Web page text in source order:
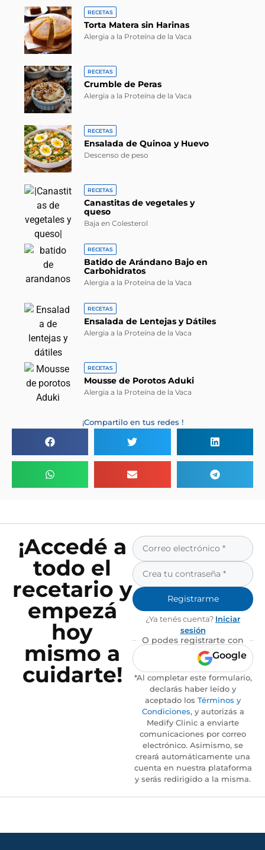
RECETAS
Torta Matera sin Harinas
Alergia a la Proteína de la Vaca
RECETAS
Crumble de Peras
Alergia a la Proteína de la Vaca
RECETAS
Ensalada de Quinoa y Huevo
Descenso de peso
RECETAS
Canastitas de vegetales y
queso
Baja en Colesterol
RECETAS
Batido de Arándano Bajo en
Carbohidratos
Alergia a la Proteína de la Vaca
RECETAS
Ensalada de Lentejas y Dátiles
Alergia a la Proteína de la Vaca
RECETAS
Mousse de Porotos Aduki
Alergia a la Proteína de la Vaca
¡Compartilo en tus redes !
¡Accedé a
todo el
recetario y
empezá
hoy
mismo a
cuidarte!
Registrarme
¿Ya tenés cuenta? Iniciar
sesión
O podes registrarte con
Google
*Al completar este formulario,
declarás haber leído y
aceptado los Términos y
Condiciones, y autorizás a
Medify Clinic a enviarte
comunicaciones por correo
electrónico. Asimismo, se
creará automáticamente una
cuenta en nuestra plataforma
y serás redirigido a la misma.